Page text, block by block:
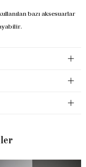
bazı aksesuarlar